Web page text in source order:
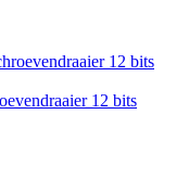
12 bits